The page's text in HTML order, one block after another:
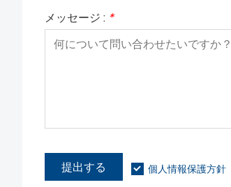
メッセージ : *
提出する 個人情報保護方針